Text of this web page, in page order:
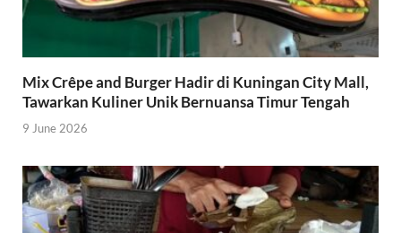
Mix Crêpe and Burger Hadir di Kuningan City Mall,
Tawarkan Kuliner Unik Bernuansa Timur Tengah
9 June 2026